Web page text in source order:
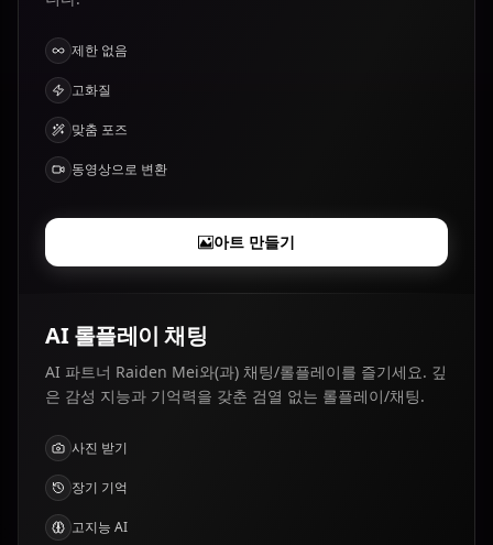
제한 없음
고화질
맞춤 포즈
동영상으로 변환
아트 만들기
AI 롤플레이 채팅
AI 파트너 Raiden Mei와(과) 채팅/롤플레이를 즐기세요. 깊
은 감성 지능과 기억력을 갖춘 검열 없는 롤플레이/채팅.
사진 받기
장기 기억
고지능 AI